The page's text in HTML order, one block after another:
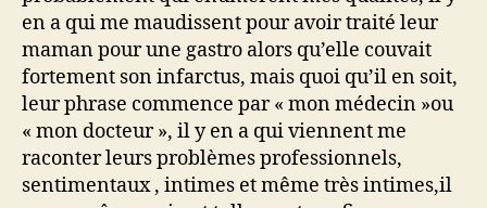
en a qui me maudissent pour avoir traité leur
maman pour une gastro alors qu’elle couvait
fortement son infarctus, mais quoi qu’il en soit,
leur phrase commence par « mon médecin »ou
« mon docteur », il y en a qui viennent me
raconter leurs problèmes professionnels,
sentimentaux , intimes et même très intimes,il